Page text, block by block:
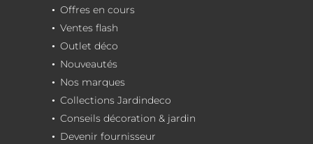
Offres en cours
Ventes flash
Outlet déco
Nouveautés
Nos marques
Collections Jardindeco
Conseils décoration & jardin
Devenir fournisseur